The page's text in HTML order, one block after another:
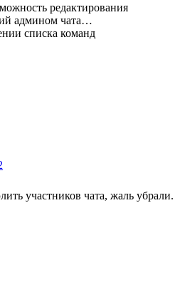
редактирования
админом чата…
списка команд
участников чата, жаль убрали.